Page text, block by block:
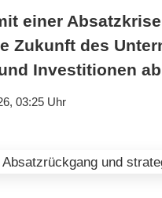
einer
Zukunft des
Investitionen
03:25 Uhr